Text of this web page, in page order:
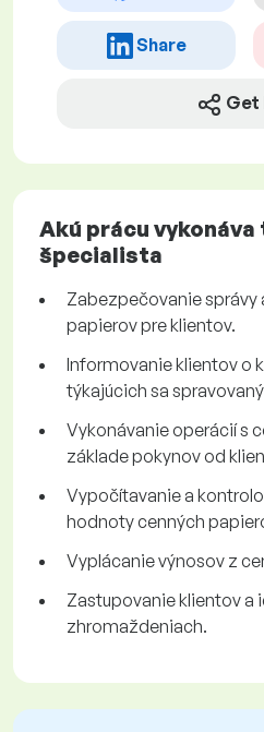
Share
Get
Akú prácu
špecialista
Zabezpečovanie správy
papierov pre klientov.
Informovanie klientov o
týkajúcich sa
Vykonávanie operácií s
základe pokynov od
Vypočítavanie a
hodnoty cenných
Vyplácanie výnosov z
Zastupovanie klientov a
zhromaždeniach.